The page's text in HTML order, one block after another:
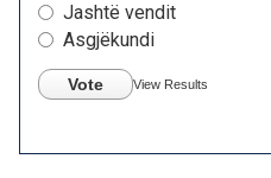
Jashtë vendit
Asgjëkundi
Vote View Results